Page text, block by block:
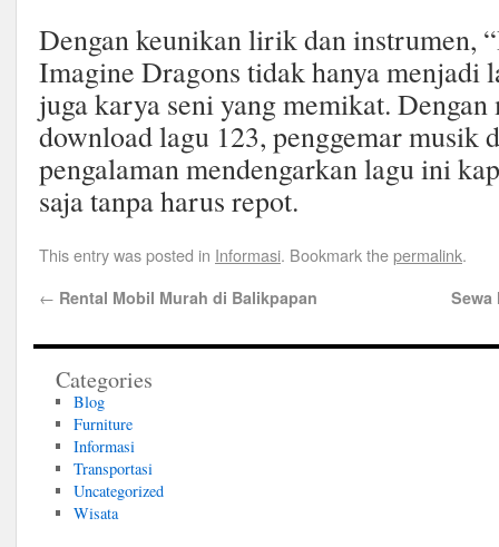
Dengan keunikan lirik dan instrumen,
Imagine Dragons tidak hanya menjadi
juga karya seni yang memikat.
download lagu 123, penggemar musik
pengalaman mendengarkan lagu ini
saja tanpa harus repot.
This entry was posted in Informasi. Bookmark thepermalink.
← Rental Mobil Murah di Balikpapan Sewa
Categories
Blog
Furniture
Informasi
Transportasi
Uncategorized
Wisata